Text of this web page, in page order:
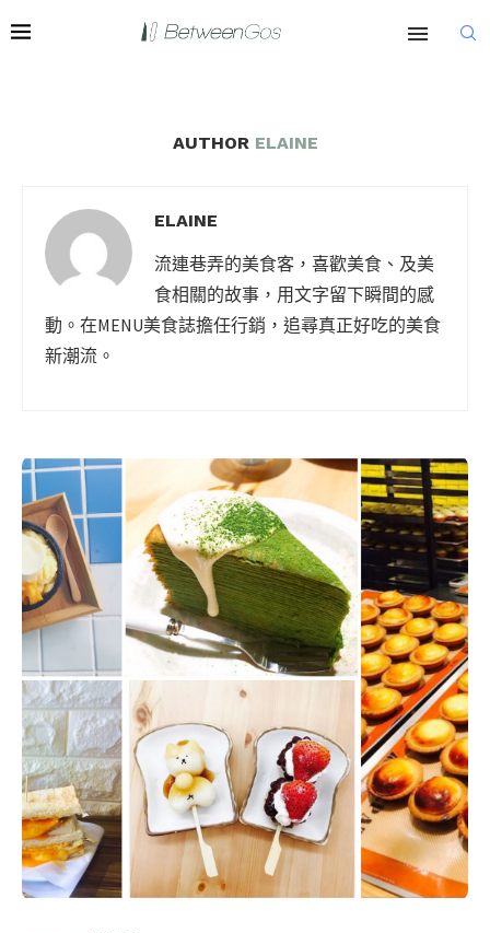
AUTHOR ELAINE
ELAINE
流連巷弄的美食客，喜歡美食、及美
食相關的故事，用文字留下瞬間的感
動。在MENU美食誌擔任行銷，追尋真正好吃的美食
新潮流。